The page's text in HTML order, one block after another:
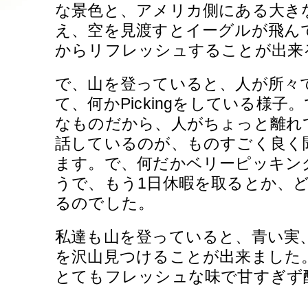
な景色と、アメリカ側にある大き
え、空を見渡すとイーグルが飛
からリフレッシュすることが出来
で、山を登っていると、人が所々
て、何かPickingをしている様子
なものだから、人がちょっと離
話しているのが、ものすごく良
ます。で、何だかベリーピッキ
うで、もう1日休暇を取るとか、
るのでした。
私達も山を登っていると、青い実
を沢山見つけることが出来ました
とてもフレッシュな味で甘すぎ